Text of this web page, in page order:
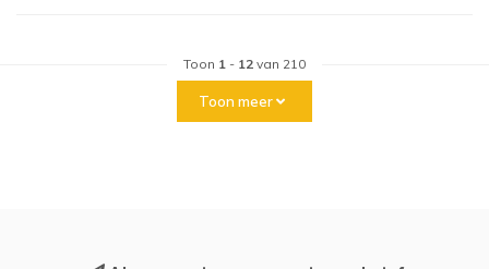
Toon 1 - 12 van 210
Toon meer